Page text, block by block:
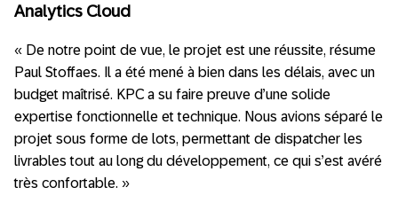
Analytics Cloud
« De notre point de vue, le projet est une réussite, résume
Paul Stoffaes. Il a été mené à bien dans les délais, avec un
budget maîtrisé. KPC a su faire preuve d’une solide
expertise fonctionnelle et technique. Nous avions séparé le
projet sous forme de lots, permettant de dispatcher les
livrables tout au long du développement, ce qui s’est avéré
très confortable. »